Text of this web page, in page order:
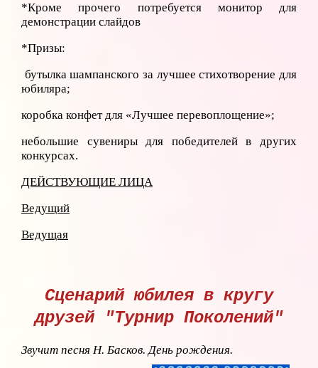
*Кроме прочего потребуется монитор для
демонстрации слайдов
*Призы:
бутылка шампанского за лучшее стихотворение для
юбиляра;
коробка конфет для «Лучшее перевоплощение»;
небольшие сувениры для победителей в других
конкурсах.
ДЕЙСТВУЮЩИЕ ЛИЦА
Ведущий
Ведущая
Сценарий юбилея в кругу
друзей "Турнир Поколений"
Звучит песня Н. Басков. День рождения.